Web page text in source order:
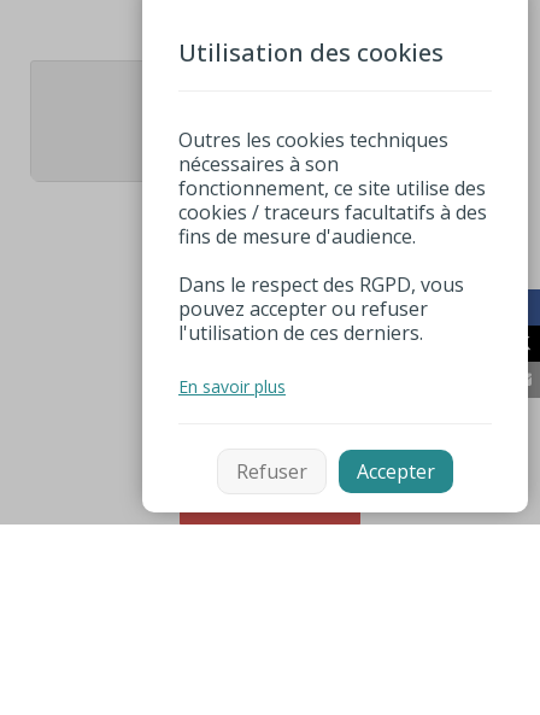
Filtrer
Utilisation des cookies
Outres les cookies techniques
nécessaires à son
fonctionnement, ce site utilise des
cookies / traceurs facultatifs à des
fins de mesure d'audience.
Dans le respect des RGPD, vous
pouvez accepter ou refuser
l'utilisation de ces derniers.
En savoir plus
Refuser Accepter